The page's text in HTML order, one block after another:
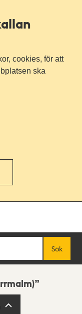
cookies, för att
ska
Sök